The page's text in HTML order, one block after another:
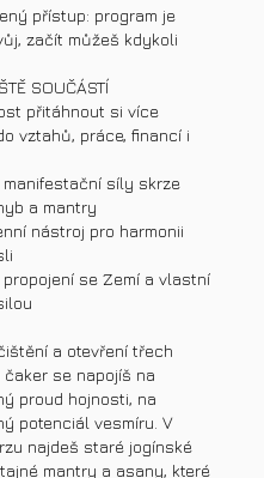
přístup: program je
začít můžeš kdykoli
SOUČÁSTÍ
přitáhnout si více
vztahů, práce, financí i
manifestační síly skrze
a mantry
nástroj pro harmonii
propojení se Zemí a vlastní
a otevření třech
čaker se napojíš na
proud hojnosti, na
potenciál vesmíru. V
najdeš staré jogínské
mantry a asany, které